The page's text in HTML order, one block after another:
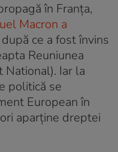
în Franța,
Macron a
după ce a fost învins
Reuniunea
National). Iar la
politică se
European în
aparține dreptei